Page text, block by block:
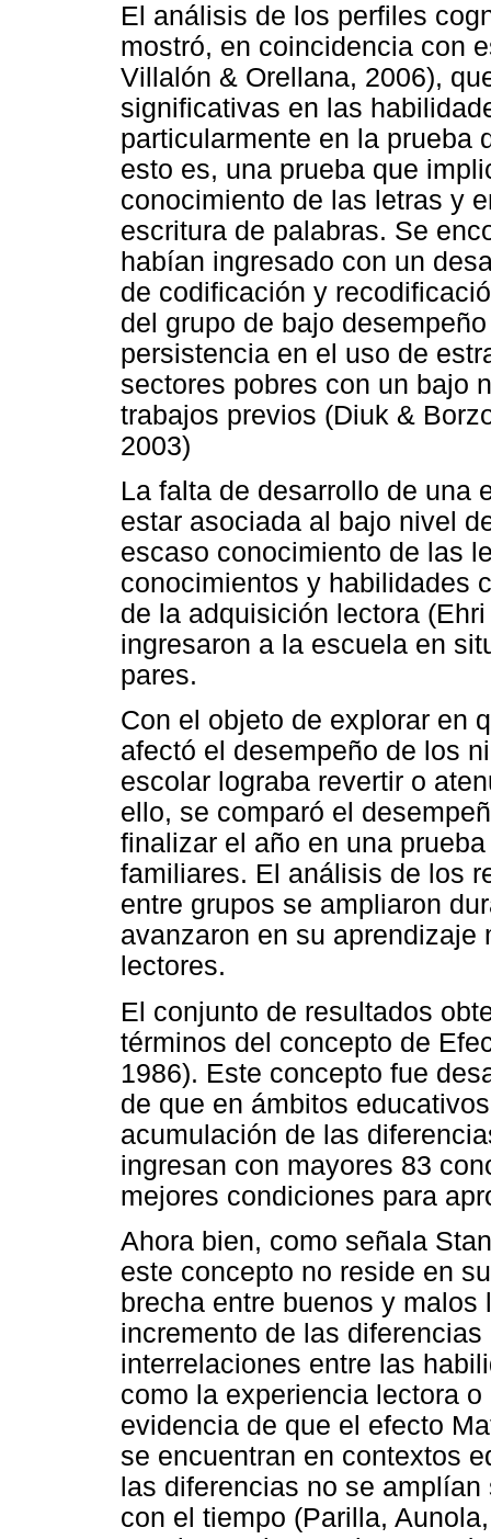
El análisis de los perfiles
mostró, en coincidencia con
Villalón & Orellana, 2006),
significativas en las
particularmente en la prueba
esto es, una prueba que
conocimiento de las letras y
escritura de palabras. Se
habían ingresado con un
de codificación y
del grupo de bajo
persistencia en el uso de
sectores pobres con un bajo
trabajos previos (Diuk &
2003)
La falta de desarrollo de una
estar asociada al bajo nivel
escaso conocimiento de las
conocimientos y habilidades
de la adquisición lectora
ingresaron a la escuela en
pares.
Con el objeto de explorar en
afectó el desempeño de los
escolar lograba revertir o
ello, se comparó el
finalizar el año en una
familiares. El análisis de los
entre grupos se ampliaron
avanzaron en su
lectores.
El conjunto de resultados
términos del concepto de
1986). Este concepto fue
de que en ámbitos
acumulación de las
ingresan con mayores 83
mejores condiciones para
Ahora bien, como señala
este concepto no reside en
brecha entre buenos y
incremento de las
interrelaciones entre las
como la experiencia lectora
evidencia de que el efecto
se encuentran en contextos
las diferencias no se
con el tiempo (Parilla,